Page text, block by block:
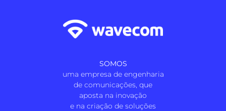
SOMOS
uma empresa de engenharia
de comunicações, que
aposta na inovação
e na criação de soluções